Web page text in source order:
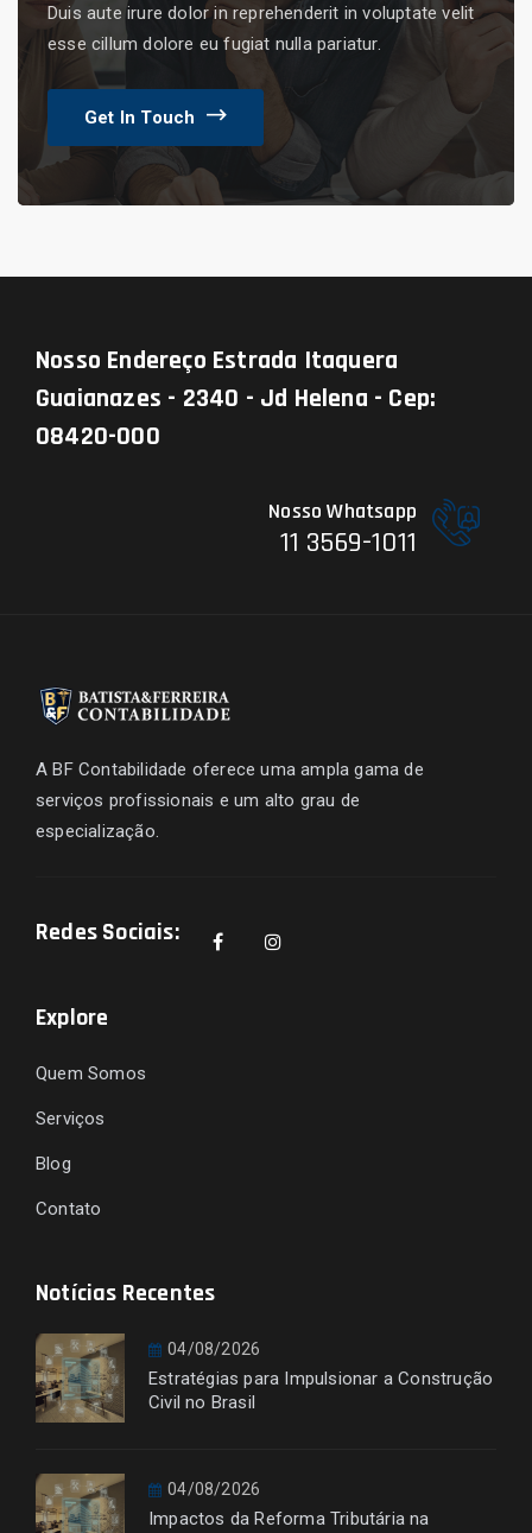
Duis aute irure dolor in reprehenderit in voluptate velit
esse cillum dolore eu fugiat nulla pariatur.
Get In Touch
Nosso Endereço Estrada Itaquera
Guaianazes - 2340 - Jd Helena - Cep:
08420-000
Nosso Whatsapp
11 3569-1011
A BF Contabilidade oferece uma ampla gama de
serviços profissionais e um alto grau de
especialização.
Redes Sociais:
Explore
Quem Somos
Serviços
Blog
Contato
Notícias Recentes
04/08/2026
Estratégias para Impulsionar a Construção
Civil no Brasil
04/08/2026
Impactos da Reforma Tributária na